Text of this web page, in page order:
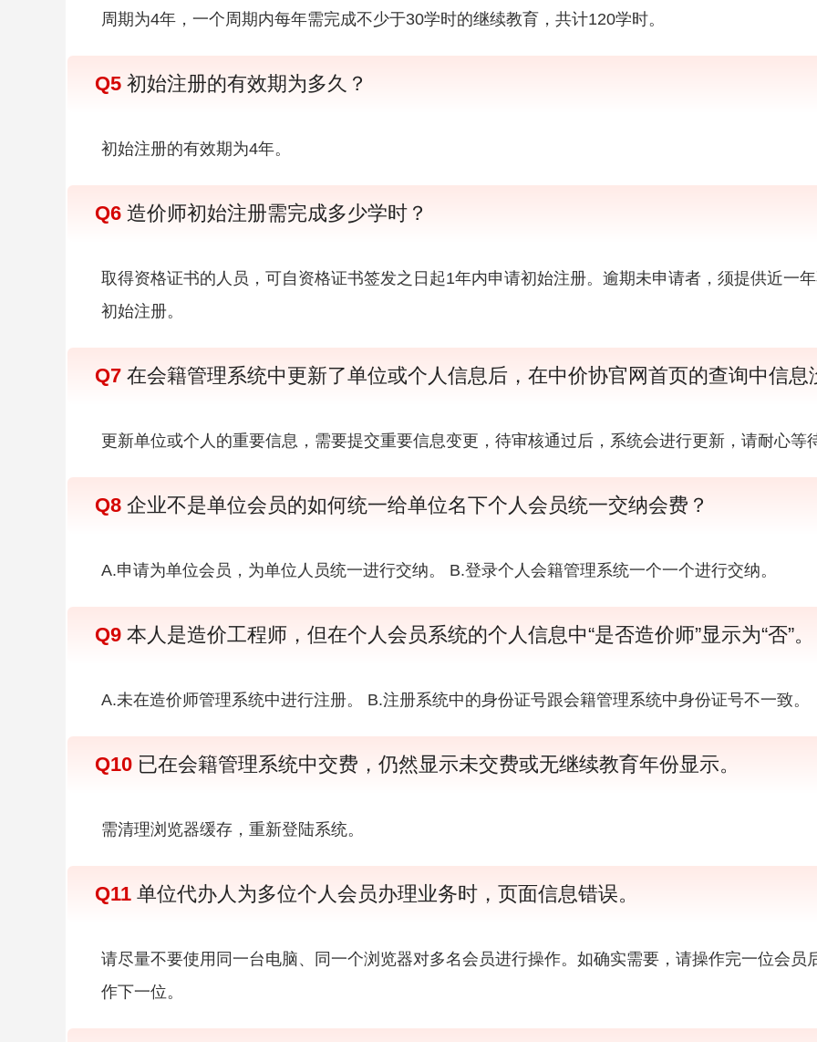
周期为4年，一个周期内每年需完成不少于30学时的继续教育，共计120学时。
Q5 初始注册的有效期为多久？
初始注册的有效期为4年。
Q6 造价师初始注册需完成多少学时？
取得资格证书的人员，可自资格证书签发之日起1年内申请初始注册。逾期未申请者，须提供近一
初始注册。
Q7 在会籍管理系统中更新了单位或个人信息后，在中价协官网首页的查询中信息
更新单位或个人的重要信息，需要提交重要信息变更，待审核通过后，系统会进行更新，请耐心等
Q8 企业不是单位会员的如何统一给单位名下个人会员统一交纳会费？
A.申请为单位会员，为单位人员统一进行交纳。 B.登录个人会籍管理系统一个一个进行交纳。
Q9 本人是造价工程师，但在个人会员系统的个人信息中“是否造价师”显示为“否”。
A.未在造价师管理系统中进行注册。 B.注册系统中的身份证号跟会籍管理系统中身份证号不一致。
Q10 已在会籍管理系统中交费，仍然显示未交费或无继续教育年份显示。
需清理浏览器缓存，重新登陆系统。
Q11 单位代办人为多位个人会员办理业务时，页面信息错误。
请尽量不要使用同一台电脑、同一个浏览器对多名会员进行操作。如确实需要，请操作完一位会
作下一位。